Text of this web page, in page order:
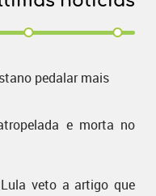
pedalar mais
e morta no
veto a artigo que